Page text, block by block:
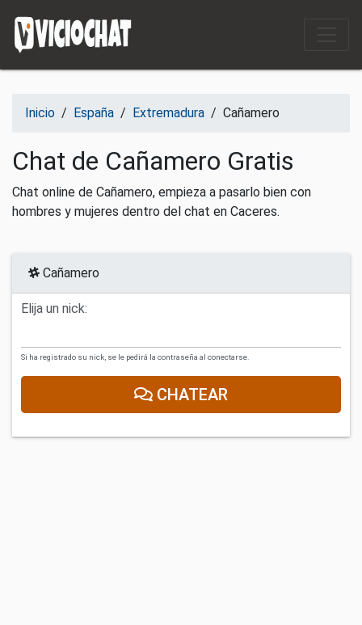
Inicio / España / Extremadura / Cañamero
Chat de Cañamero Gratis
Chat online de Cañamero, empieza a pasarlo bien con
hombres y mujeres dentro del chat en Caceres.
Cañamero
Elija un nick:
Si ha registrado su nick, se le pedirá la contraseña al conectarse.
CHATEAR